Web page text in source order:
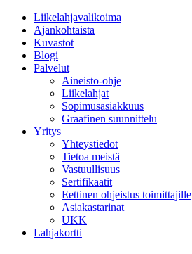
Liikelahjavalikoima
Ajankohtaista
Kuvastot
Blogi
Palvelut
Aineisto-ohje
Liikelahjat
Sopimusasiakkuus
Graafinen suunnittelu
Yritys
Yhteystiedot
Tietoa meistä
Vastuullisuus
Sertifikaatit
Eettinen ohjeistus toimittajille
Asiakastarinat
UKK
Lahjakortti